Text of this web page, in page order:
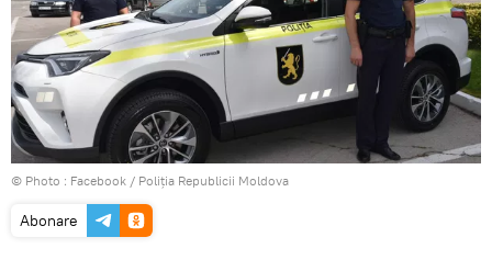
© Photo : Facebook / Poliția Republicii Moldova
Abonare